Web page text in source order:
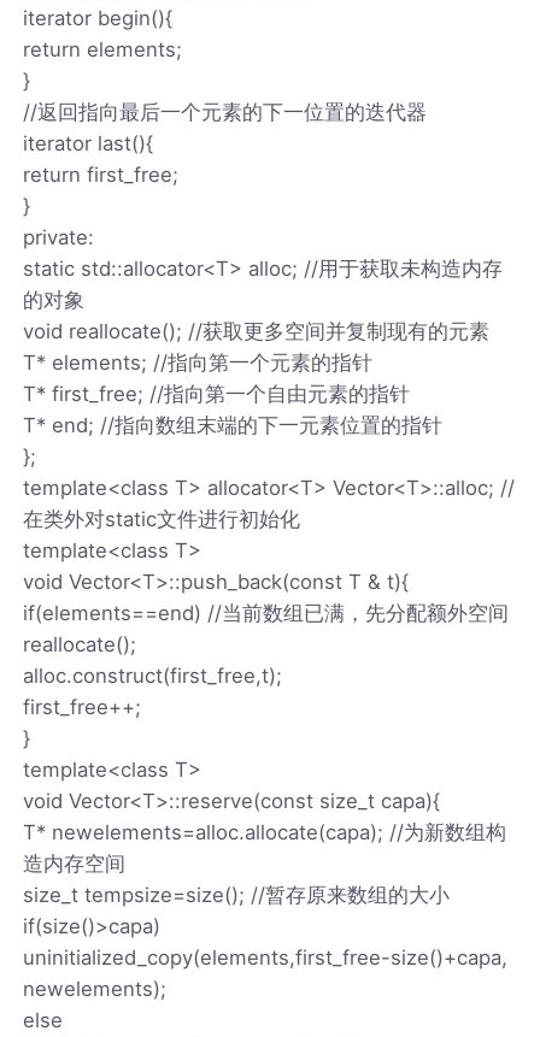
iterator begin(){
return elements;
}
//返回指向最后一个元素的下一位置的迭代器
iterator last(){
return first_free;
}
private:
static std::allocator<T> alloc; //用于获取未构造内存
的对象
void reallocate(); //获取更多空间并复制现有的元素
T* elements; //指向第一个元素的指针
T* first_free; //指向第一个自由元素的指针
T* end; //指向数组末端的下一元素位置的指针
};
template<class T> allocator<T> Vector<T>::alloc; //
在类外对static文件进行初始化
template<class T>
void Vector<T>::push_back(const T & t){
if(elements==end) //当前数组已满，先分配额外空间
reallocate();
alloc.construct(first_free,t);
first_free++;
}
template<class T>
void Vector<T>::reserve(const size_t capa){
T* newelements=alloc.allocate(capa); //为新数组构
造内存空间
size_t tempsize=size(); //暂存原来数组的大小
if(size()>capa)
uninitialized_copy(elements,first_free-size()+capa,
newelements);
else